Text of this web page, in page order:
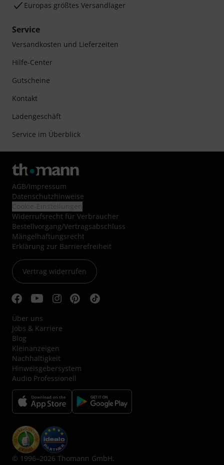
Europas größtes Versandlager
Service
Versandkosten und Lieferzeiten
Hilfe-Center
Gutscheine
Kontakt
Ladengeschäft
Service im Überblick
AGB/Impressum
Datenschutzhinweise
Widerrufsrecht für Verbraucher
Bestellvorgang/Vertragsabschluss
Mängelhaftungsrecht
Erklärung zur Barrierefreiheit
Vertrag widerrufen
Über uns
Jobs & Karriere
Blog
Kleinanzeigen
Nachhaltigkeit
Hinweisgebersystem
Audio Professionell
© 1996–2026 Thomann GmbH.